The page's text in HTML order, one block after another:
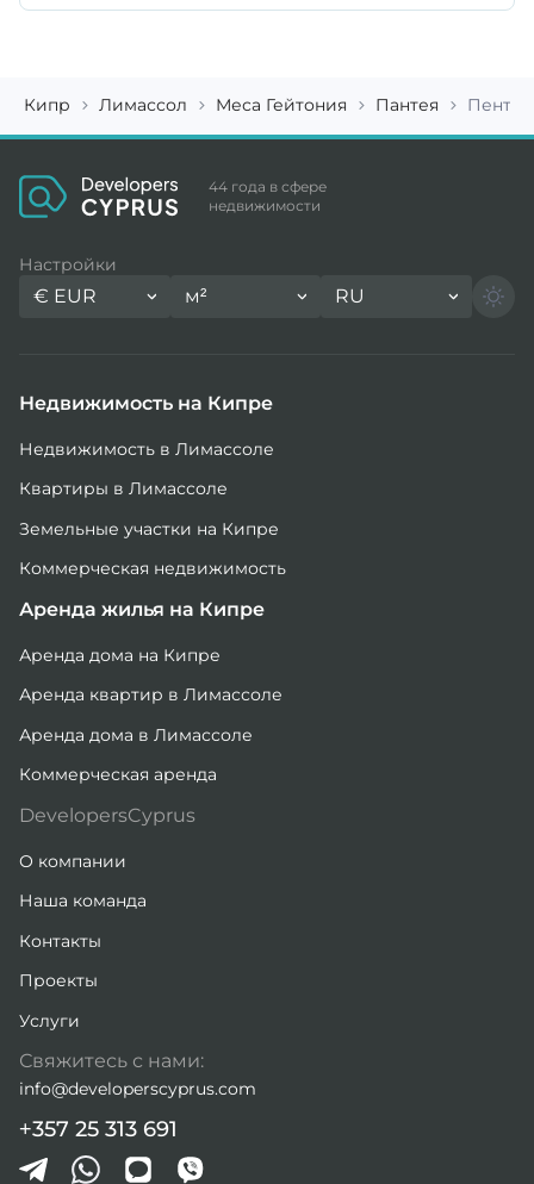
Кипр Лимассол Меса Гейтония Пантея
44 года в сфере
недвижимости
Настройки
€ EUR м² RU
Недвижимость на Кипре
Недвижимость в Лимассоле
Квартиры в Лимассоле
Земельные участки на Кипре
Коммерческая недвижимость
Аренда жилья на Кипре
Аренда дома на Кипре
Аренда квартир в Лимассоле
Аренда дома в Лимассоле
Коммерческая аренда
DevelopersCyprus
О компании
Наша команда
Контакты
Проекты
Услуги
Свяжитесь с нами:
info@developerscyprus.com
+357 25 313 691